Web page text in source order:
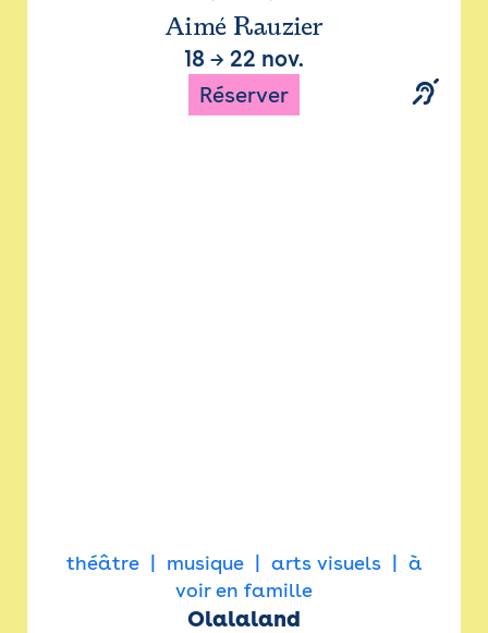
Aimé Rauzier
18 → 22 nov.
Réserver
théâtre musique arts visuels
à
voir en famille
Olalaland